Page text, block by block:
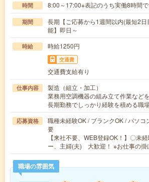
時間 8:00～17:00※表記のうち実働8時間で
期間
長期【ご応募から1週間以内(最短2
能】即日～
時給 時給1250円
交通費
交通費支給有り
仕事内容
製造（組立・加工）
業務用空調機器の組み立て作業など
長期勤務でしっかり経験を積める職
応募資格
職種未経験OK / ブランクOK / パソコ
要
【来社不要、WEB登録OK！】〇未
ー、主婦(夫) 大歓迎！ ※お仕事の
職場の雰囲気